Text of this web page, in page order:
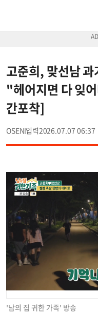
고준희, 맞선남
"헤어지면 다 잊
간포착]
OSEN 2026.07.07 06:37
'남의 집 귀한 가족' 방송